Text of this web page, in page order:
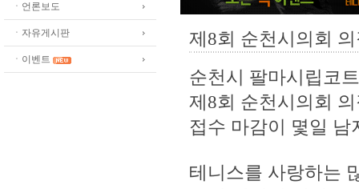
ㆍ언론보도
ㆍ자유게시판
ㆍ이벤트
제8회 순천시의회
순천시 팔마시립코
제8회 순천시의회
접수 마감이 몇일 남
테니스를 사랑하는